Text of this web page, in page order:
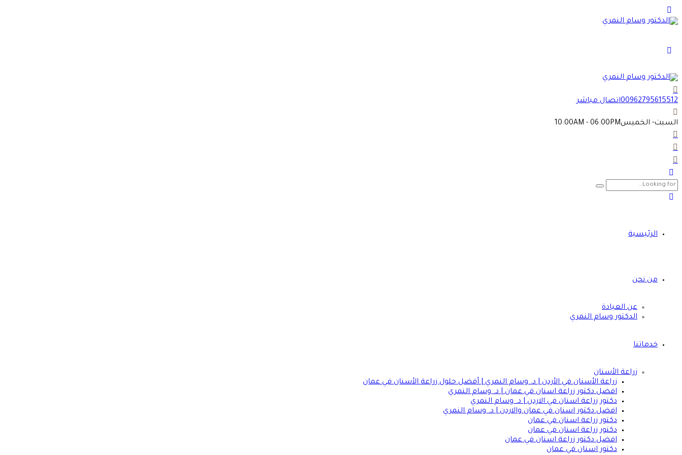
00962795615512اتصال مباشر
السبت- الخميس10:00AM - 06:00PM
الرئيسية
من نحن
عن العيادة
الدكتور وسام النمري
خدماتنا
زراعة الأسنان
زراعة الأسنان في الأردن | د. وسام النمري | أفضل حلول زراعة الأسنان في عمان
افضل دكتور زراعة اسنان في عمان | د. وسام النمري
دكتور زراعة اسنان في الاردن | د. وسام النمري
افضل دكتور اسنان في عمان والاردن | د. وسام النمري
دكتور زراعة اسنان في عمان
دكتور زراعة اسنان في عمان
افضل دكتور زراعة اسنان في عمان
دكتور اسنان في عمان